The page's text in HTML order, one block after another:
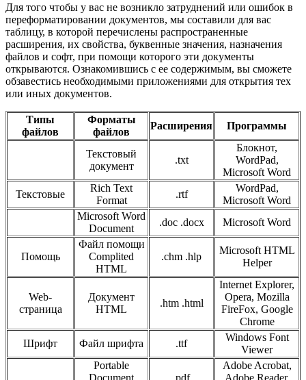
Для того чтобы у вас не возникло затруднений или ошибок в
переформатировании документов, мы составили для вас
таблицу, в которой перечислены распространенные
расширения, их свойства, буквенные значения, назначения
файлов и софт, при помощи которого эти документы
открываются. Ознакомившись с ее содержимым, вы сможете
обзавестись необходимыми приложениями для открытия тех
или иных документов.
Типы
файлов
Форматы
файлов
Расширения Программы
Текстовый
документ
.txt
Блокнот,
WordPad,
Microsoft Word
Текстовые
Rich Text
Format
.rtf
WordPad,
Microsoft Word
Microsoft Word
Document
.doc .docx Microsoft Word
Помощь
Файл помощи
Complited
HTML
.chm .hlp
Microsoft HTML
Helper
Web-
страница
Документ
HTML
.htm .html
Internet Explorer,
Opera, Mozilla
FireFox, Google
Chrome
Шрифт
Файл шрифта .ttf
Windows Font
Viewer
Portable
Document
.pdf
Adobe Acrobat,
Adobe Reader,